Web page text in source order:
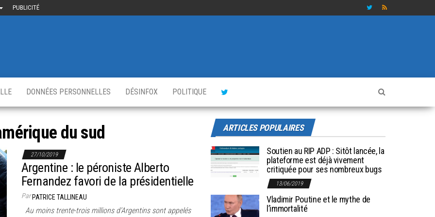
PUBLICITÉ
DONNÉES PERSONNELLES DÉSINFOX POLITIQUE
du sud
27/10/2019
Argentine : le péroniste Alberto
Fernandez favori de la présidentielle
ParPATRICE TALLINEAU
Au moins trente-trois millions d’Argentins sont appelés
ARTICLES POPULAIRES
Soutien au RIP ADP : Sitôt lancée, la
plateforme est déjà vivement
critiquée pour ses nombreux bugs
13/06/2019
Vladimir Poutine et le mythe de
l’immortalité